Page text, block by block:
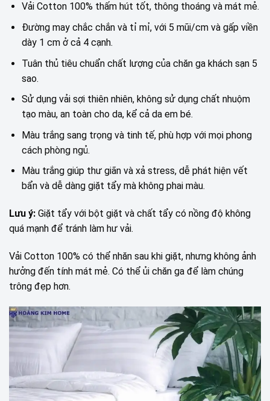
Vải Cotton 100% thấm hút tốt, thông thoáng và mát mẻ.
Đường may chắc chắn và tỉ mỉ, với 5 mũi/cm và gấp viền
dày 1 cm ở cả 4 cạnh.
Tuân thủ tiêu chuẩn chất lượng của chăn ga khách sạn 5
sao.
Sử dụng vải sợi thiên nhiên, không sử dụng chất nhuộm
tạo màu, an toàn cho da, kể cả da em bé.
Màu trắng sang trọng và tinh tế, phù hợp với mọi phong
cách phòng ngủ.
Màu trắng giúp thư giãn và xả stress, dễ phát hiện vết
bẩn và dễ dàng giặt tẩy mà không phai màu.
Lưu ý: Giặt tẩy với bột giặt và chất tẩy có nồng độ không
quá mạnh để tránh làm hư vải.
Vải Cotton 100% có thể nhăn sau khi giặt, nhưng không ảnh
hưởng đến tính mát mẻ. Có thể ủi chăn ga để làm chúng
trông đẹp hơn.